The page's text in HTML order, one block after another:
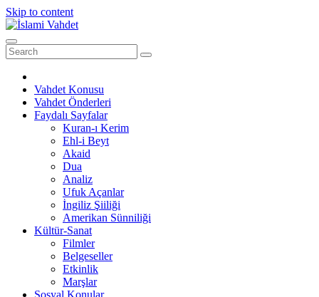
Skip to content
Vahdet Konusu
Vahdet Önderleri
Faydalı Sayfalar
Kuran-ı Kerim
Ehl-i Beyt
Akaid
Dua
Analiz
Ufuk Açanlar
İngiliz Şiiliği
Amerikan Sünniliği
Kültür-Sanat
Filmler
Belgeseller
Etkinlik
Marşlar
Sosyal Konular